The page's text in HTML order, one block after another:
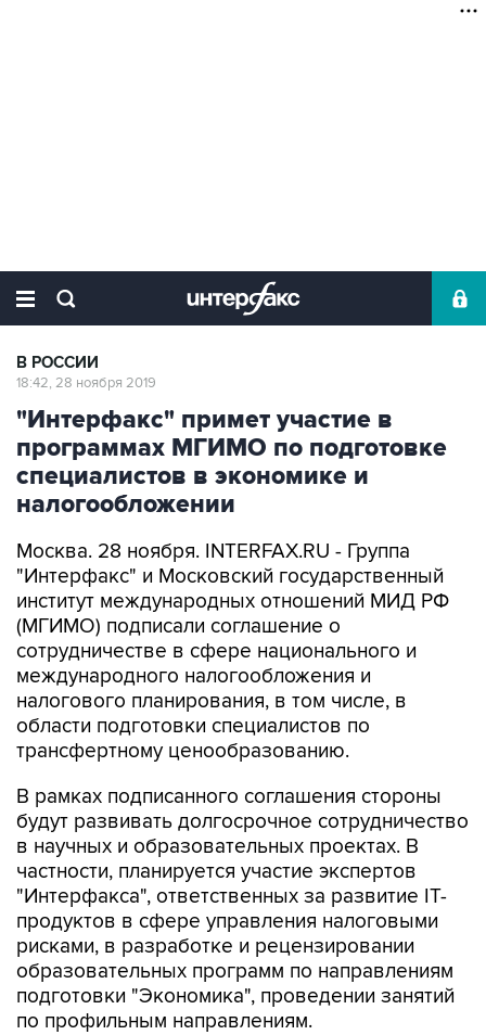
В РОССИИ
18:42, 28 ноября 2019
"Интерфакс" примет участие в
программах МГИМО по подготовке
специалистов в экономике и
налогообложении
Москва. 28 ноября. INTERFAX.RU - Группа
"Интерфакс" и Московский государственный
институт международных отношений МИД РФ
(МГИМО) подписали соглашение о
сотрудничестве в сфере национального и
международного налогообложения и
налогового планирования, в том числе, в
области подготовки специалистов по
трансфертному ценообразованию.
В рамках подписанного соглашения стороны
будут развивать долгосрочное сотрудничество
в научных и образовательных проектах. В
частности, планируется участие экспертов
"Интерфакса", ответственных за развитие IT-
продуктов в сфере управления налоговыми
рисками, в разработке и рецензировании
образовательных программ по направлениям
подготовки "Экономика", проведении занятий
по профильным направлениям.